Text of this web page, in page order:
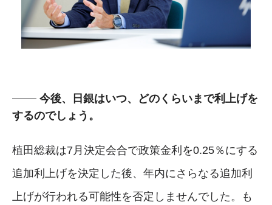
今後、日銀はいつ、どのくらいまで利上げを
するのでしょう。
植田総裁は7月決定会合で政策金利を0.25％にする
追加利上げを決定した後、年内にさらなる追加利
上げが行われる可能性を否定しませんでした。も